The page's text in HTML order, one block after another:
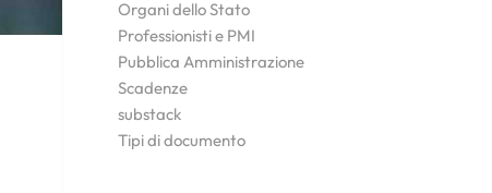
Organi dello Stato
Professionisti e PMI
Pubblica Amministrazione
Scadenze
substack
Tipi di documento